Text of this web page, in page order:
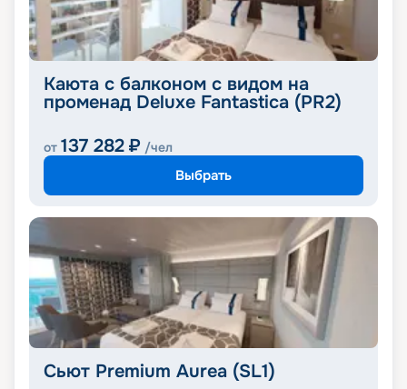
Каюта с балконом с видом на
променад Deluxe Fantastica (PR2)
от 137 282 ₽ /чел
Выбрать
Сьют Premium Aurea (SL1)